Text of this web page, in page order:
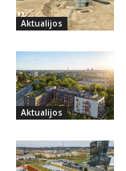
Aktualijos
Aktualijos